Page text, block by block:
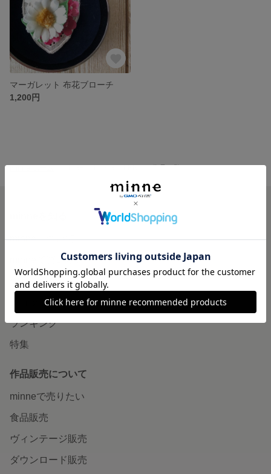
マーガレット 布花ブローチ
1,200円
minne ホーム ANGEL413'S GALLERY の作品一覧
minneについて
minneで買いたい
作品をさがす
ショップをさがす
ランキング
特集
作品販売について
minneで売りたい
食品販売
ヴィンテージ販売
ダウンロード販売